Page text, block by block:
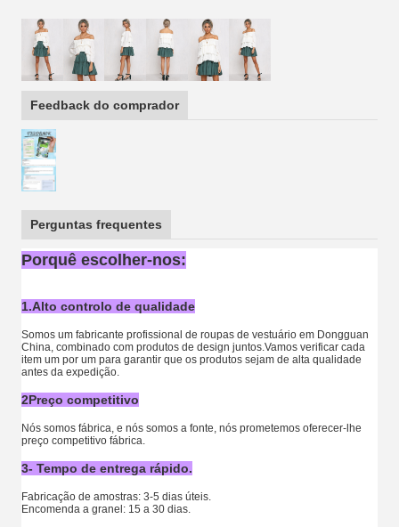
Feedback do comprador
Perguntas frequentes
Porquê escolher-nos:
1.Alto controlo de qualidade
Somos um fabricante profissional de roupas de vestuário em Dongguan
China, combinado com produtos de design juntos.Vamos verificar cada
item um por um para garantir que os produtos sejam de alta qualidade
antes da expedição.
2Preço competitivo
Nós somos fábrica, e nós somos a fonte, nós prometemos oferecer-lhe
preço competitivo fábrica.
3- Tempo de entrega rápido.
Fabricação de amostras: 3-5 dias úteis.
Encomenda a granel: 15 a 30 dias.